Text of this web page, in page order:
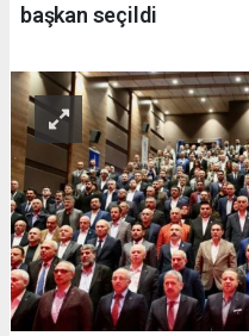
başkan seçildi